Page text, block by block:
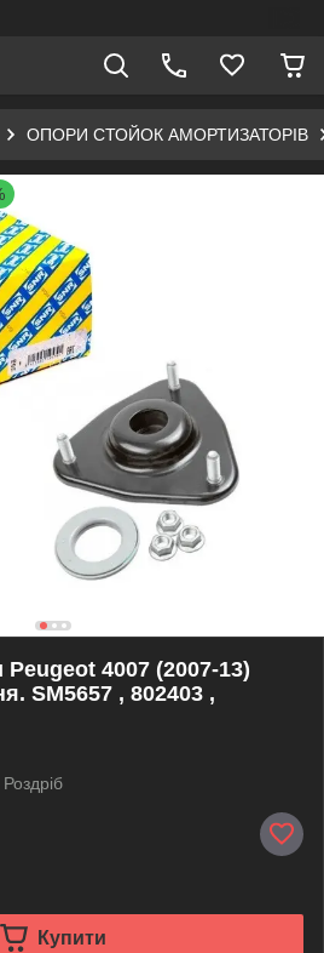
ОПОРИ СТОЙОК АМОРТИЗАТОРІВ
Peugeot 4007 (2007-13)
SM5657 , 802403 ,
Роздріб
Купити